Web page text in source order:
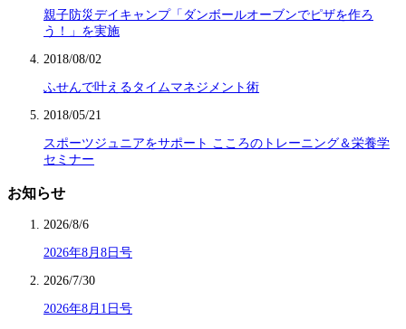
親子防災デイキャンプ「ダンボールオーブンでピザを作ろ
う！」を実施
2018/08/02
ふせんで叶えるタイムマネジメント術
2018/05/21
スポーツジュニアをサポート こころのトレーニング＆栄養学
セミナー
お知らせ
2026/8/6
2026年8月8日号
2026/7/30
2026年8月1日号